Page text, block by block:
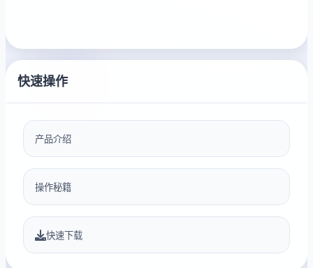
快速操作
产品介绍
操作秘籍
快速下载